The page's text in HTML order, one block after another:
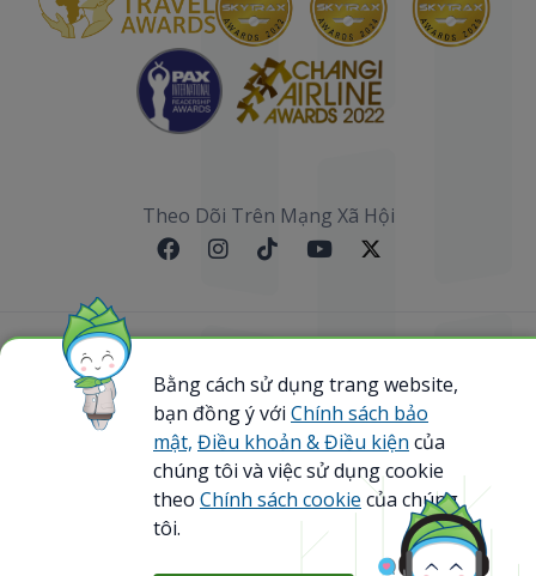
Theo Dõi Trên Mạng Xã Hội
Sơ đồ website
@ 2023 Bamboo Airways Copyright. All Rights
Reserved.
Business Registration Code: 0107867370
Bằng cách sử dụng trang website,
bạn đồng ý với Chính sách bảo
mật, Điều khoản & Điều kiện của
chúng tôi và việc sử dụng cookie
theo Chính sách cookie của chúng
tôi.